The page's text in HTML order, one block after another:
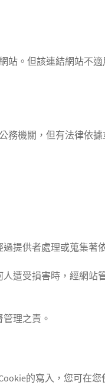
站。但該連結網站不
務機關，但有法律依
提供者處理或蒐集著
遭受損害時，經網站
理之責。
的寫入，您可在